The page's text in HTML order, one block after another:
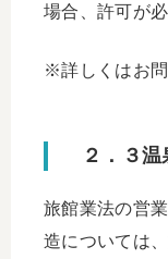
場合、許可が
※詳しくはお問
２．３温
旅館業法の営
造については